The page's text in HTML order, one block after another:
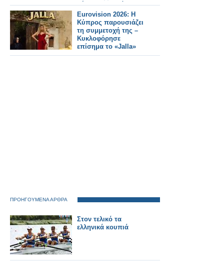
Ξέσπασε σε δάκρυα
στο δικαστήριο
Eurovision 2026: Η
Κύπρος παρουσιάζει
τη συμμετοχή της –
Κυκλοφόρησε
επίσημα το «Jalla»
ΠΡΟΗΓΟΥΜΕΝΑ ΑΡΘΡΑ
Στον τελικό τα
ελληνικά κουπιά